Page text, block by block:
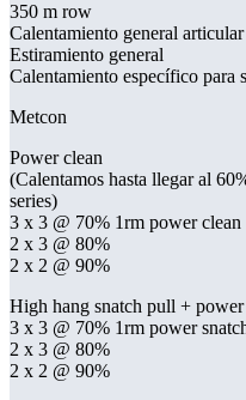
350 m row
Calentamiento general articular
Estiramiento general
Calentamiento específico para
Metcon
Power clean
(Calentamos hasta llegar al
series)
3 x 3 @ 70% 1rm power clean
2 x 3 @ 80%
2 x 2 @ 90%
High hang snatch pull + power
3 x 3 @ 70% 1rm power
2 x 3 @ 80%
2 x 2 @ 90%